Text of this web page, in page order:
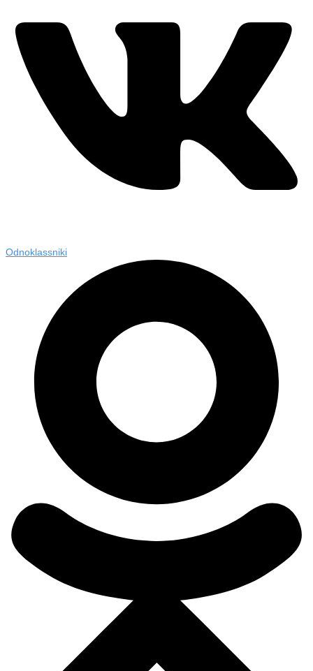
Odnoklassniki